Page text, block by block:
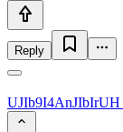
Reply
UJIb9I4AnJIbIrUH